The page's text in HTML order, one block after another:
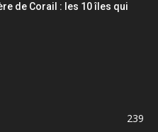
de Corail : les 10 îles qui
239